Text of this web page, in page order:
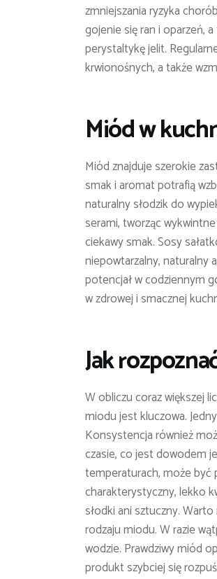
zmniejszania ryzyka
gojenie się ran i oparzeń,
perystaltykę jelit.
krwionośnych, a także
Miód w
Miód znajduje szerokie
smak i aromat potrafią
naturalny słodzik do
serami, tworząc
ciekawy smak. Sosy
niepowtarzalny, naturalny
potencjał w codziennym
w zdrowej i smacznej
Jak
W obliczu coraz większej
miodu jest kluczowa.
Konsystencja również
czasie, co jest dowodem
temperaturach, może być
charakterystyczny, lekko
słodki ani sztuczny.
rodzaju miodu. W razie
wodzie. Prawdziwy miód
produkt szybciej się